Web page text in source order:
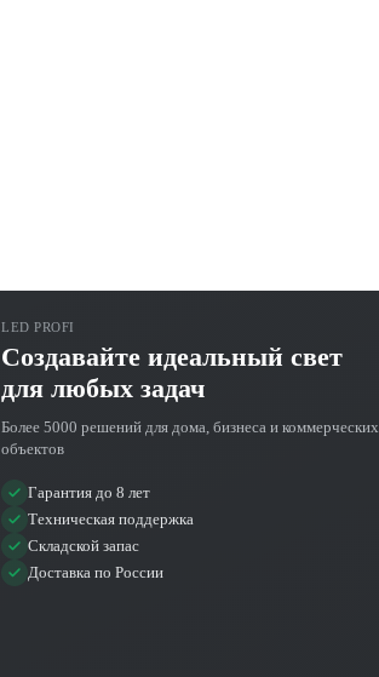
LED PROFI
Создавайте идеальный свет
для любых задач
Более 5000 решений для дома, бизнеса и коммерческих
объектов
Гарантия до 8 лет
Техническая поддержка
Складской запас
Доставка по России